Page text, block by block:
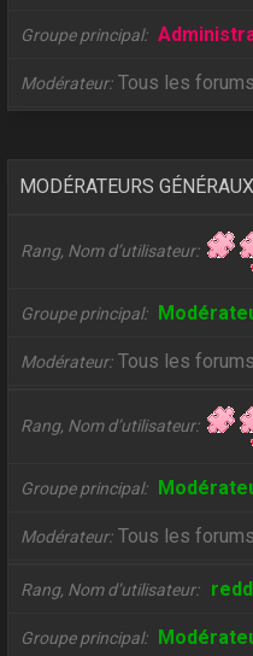
Groupe principal
Modérateur Tous les forums
MODÉRATEURS GÉNÉRAUX
Rang, Nom d’utilisateur
Groupe principal
Modérateur Tous les forums
Rang, Nom d’utilisateur
Groupe principal
Modérateur Tous les forums
Rang, Nom d’utilisateur redd
Groupe principal